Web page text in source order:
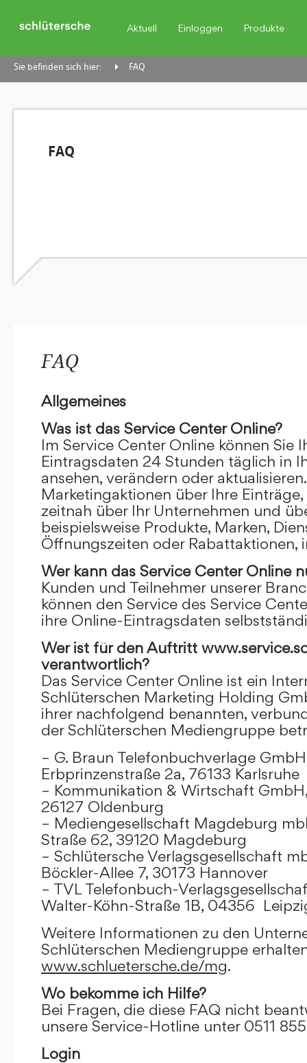
Aktuell Einloggen Produkte
Sie befinden sich hier: FAQ
FAQ
FAQ
Allgemeines
Was ist das Service Center Online?
Im Service Center Online können Sie
Eintragsdaten 24 Stunden täglich in
ansehen, verändern oder
Marketingaktionen über Ihre
zeitnah über Ihr Unternehmen und
beispielsweise Produkte, Marken,
Öffnungszeiten oder Rabattaktionen,
Wer kann das Service Center Online
Kunden und Teilnehmer unserer
können den Service des Service
ihre Online-Eintragsdaten
Wer ist für den Auftritt
verantwortlich?
Das Service Center Online ist ein
Schlüterschen Marketing Holding
ihrer nachfolgend benannten,
der Schlüterschen Mediengruppe
– G. Braun Telefonbuchverlage GmbH
Erbprinzenstraße 2a, 76133 Karlsruhe
– Kommunikation & Wirtschaft
26127 Oldenburg
– Mediengesellschaft Magdeburg
Straße 62, 39120 Magdeburg
– Schlütersche Verlagsgesellschaft
Böckler-Allee 7, 30173 Hannover
– TVL Telefonbuch-
Walter-Köhn-Straße 1B, 04356
Weitere Informationen zu den
Schlüterschen Mediengruppe
www.schluetersche.de/mg.
Wo bekomme ich Hilfe?
Bei Fragen, die diese FAQ nicht
unsere Service-Hotline unter 0511
Login